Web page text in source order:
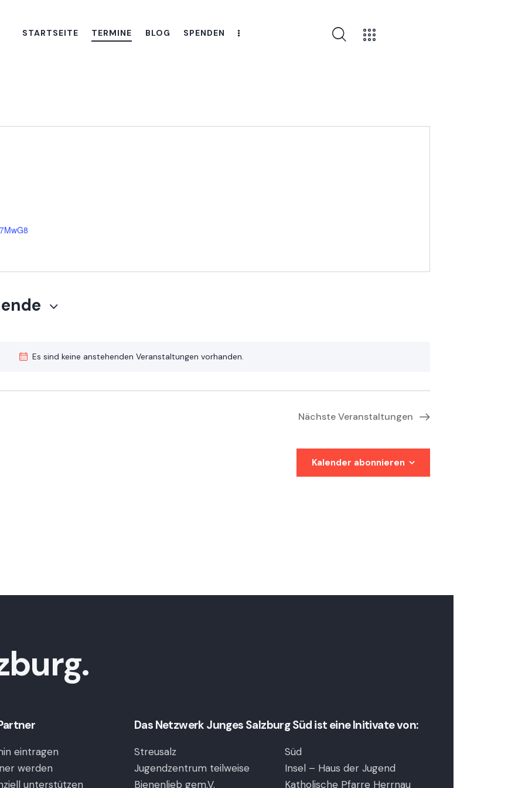
STARTSEITE TERMINE BLOG SPENDEN
Es sind keine anstehenden Veranstaltungen vorhanden.
NächsteVeranstaltungen
Kalender abonnieren
eintragen
werden
unterstützen
Das Netzwerk Junges Salzburg Süd ist eine Initivate von:
Streusalz
Jugendzentrum teilweise
Bienenlieb gem.V.
Süd
Insel – Haus der Jugend
Katholische Pfarre Herrnau